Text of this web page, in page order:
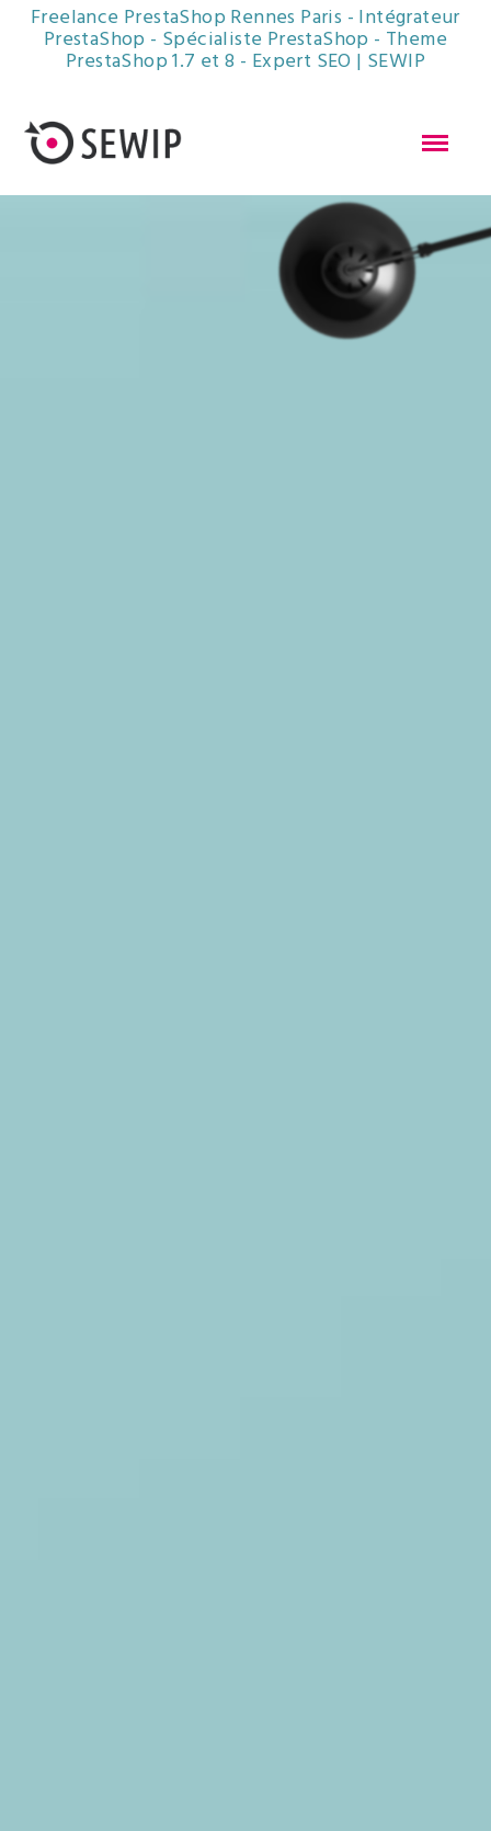
Freelance PrestaShop Rennes Paris - Intégrateur
PrestaShop - Spécialiste PrestaShop - Theme
PrestaShop 1.7 et 8 - Expert SEO | SEWIP